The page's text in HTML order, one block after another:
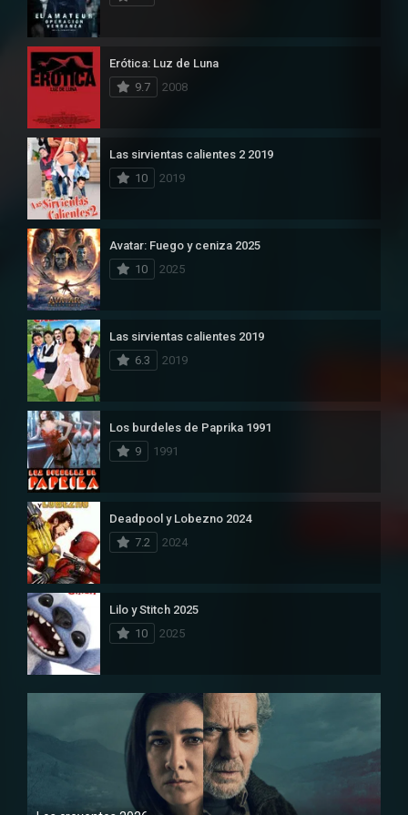
Erótica: Luz de Luna
9.7
2008
Las sirvientas calientes 2 2019
10
2019
Avatar: Fuego y ceniza 2025
10
2025
Las sirvientas calientes 2019
6.3
2019
Los burdeles de Paprika 1991
9
1991
Deadpool y Lobezno 2024
7.2
2024
Lilo y Stitch 2025
10
2025